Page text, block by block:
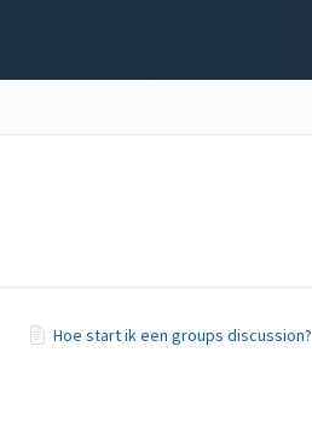
Hoe start ik een groups discussion?